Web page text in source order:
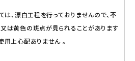
、漂白工程を行っておりませんので、不
は黄色の斑点が見られることがあります
用上心配ありません 。